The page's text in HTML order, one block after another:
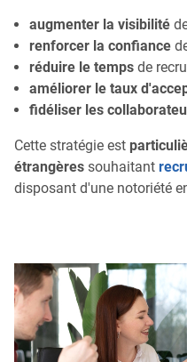
augmenter la visibilité
renforcer la confiance
réduire le temps de
améliorer le taux
fidéliser les
Cette stratégie est
étrangères souhaitant
disposant d'une notoriété